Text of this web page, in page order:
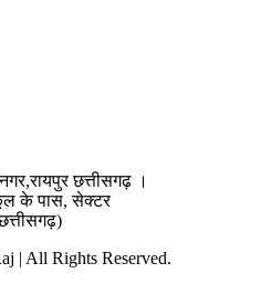
छत्तीसगढ़ ।
के पास, सेक्टर
| All Rights Reserved.